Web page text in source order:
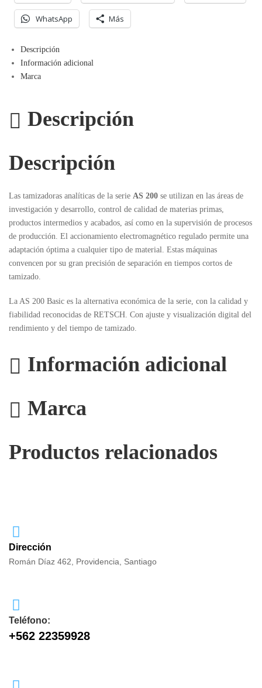
WhatsApp Más
Descripción
Información adicional
Marca
Descripción
Descripción
Las tamizadoras analíticas de la serie AS 200 se utilizan en las áreas de
investigación y desarrollo, control de calidad de materias primas,
productos intermedios y acabados, así como en la supervisión de procesos
de producción. El accionamiento electromagnético regulado permite una
adaptación óptima a cualquier tipo de material. Estas máquinas
convencen por su gran precisión de separación en tiempos cortos de
tamizado.
La AS 200 Basic es la alternativa económica de la serie, con la calidad y
fiabilidad reconocidas de RETSCH. Con ajuste y visualización digital del
rendimiento y del tiempo de tamizado.
Información adicional
Marca
Productos relacionados
Dirección
Román Díaz 462, Providencia, Santiago
Teléfono:
+562 22359928